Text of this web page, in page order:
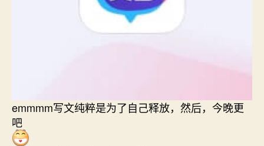
emmmm写文纯粹是为了自己释放，然后，今晚更
吧